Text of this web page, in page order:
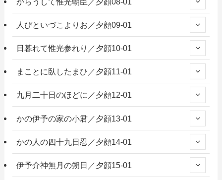
人びといづこよりお／夕顔09-01
日暮れて惟光参れり／夕顔10-01
まことに臥したまひ／夕顔11-01
九月二十日のほどに／夕顔12-01
かの伊予の家の小君／夕顔13-01
かの人の四十九日忍／夕顔14-01
伊予介神無月の朔日／夕顔15-01